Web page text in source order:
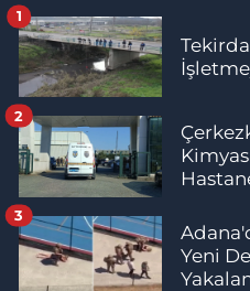
1
2
Yeni
3